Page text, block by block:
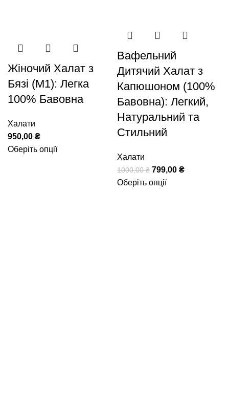
Жіночий Халат з
Бязі (М1): Легка
100% Бавовна
Халати
950,00 ₴
Оберіть опції
Вафельний
Дитячий Халат з
Капюшоном (100%
Бавовна): Легкий,
Натуральний та
Стильний
Халати
1000,00₴ 799,00 ₴
Оберіть опції